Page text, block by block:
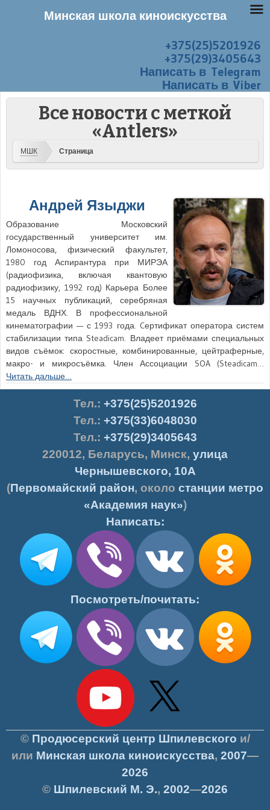
+375(25)5201926
+375(29)3405643
Написать в Telegram
Написать в Viber
Все новости с меткой
«Antlers»
МШК Страница
Андрей Языджи
Образование Московский
государственный университет им.
Ломоносова, физический факультет,
1980 год Аспирантура при МИРЭА
(радиофизика, включая квантовую
радиофизику, 1992 год) Карьера Более
15 научных публикаций, серебряная
медаль ВДНХ. В профессиональной
кинематографии — с 1993 года. Cертификат оператора систем
стабилизации типа Steadicam. Владеет приёмами специальных
видов съёмок: скоростные, комбинированные, цейтраферные,
макро- и микросъёмка. Член Ассоциации SOA (Steadicam…
Читать дальше…
Тел.: +375(25)5201926
Тел.: +375(33)6048030
Тел.: +375(29)3405643
220012, Беларусь, Минск, улица
Чернышевского, 10А
(Первомайский район, около станции метро
«Академия наук»)
Написать:
Посмотреть/почитать:
© Продюсерский центр Шпилевского и/
или Минская школа киноискусства, 2007—
2026
© Шпилевский М. Э., 2002—2026
Минская школа киноискусства